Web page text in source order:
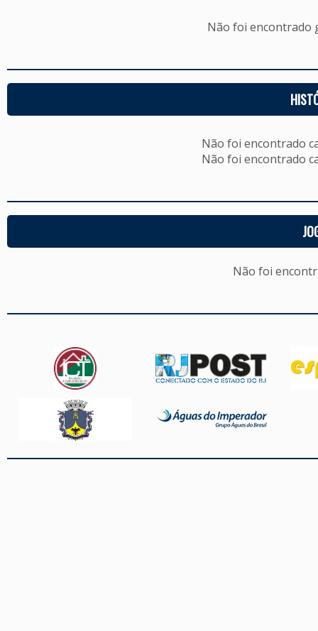
Não foi encontrado
Não foi encontrado
Não foi encontrado
Não foi